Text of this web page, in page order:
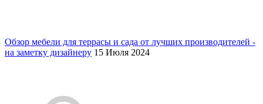
Обзор мебели для террасы и сада от лучших производителей -
на заметку дизайнеру 15 Июля 2024